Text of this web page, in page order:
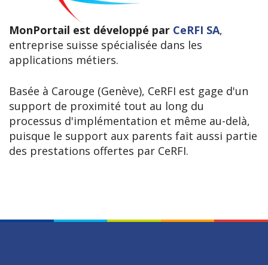
MonPortail est développé par CeRFI SA,
entreprise suisse spécialisée dans les
applications métiers.
Basée à Carouge (Genève), CeRFI est gage d'un
support de proximité tout au long du
processus d'implémentation et même au-delà,
puisque le support aux parents fait aussi partie
des prestations offertes par CeRFI.